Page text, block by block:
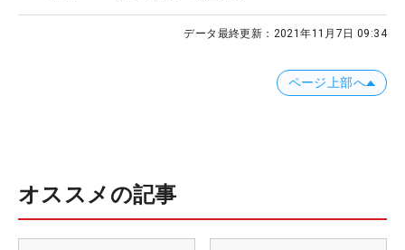
データ最終更新： 2021年11月7日 09:34
ページ上部へ
オススメの記事